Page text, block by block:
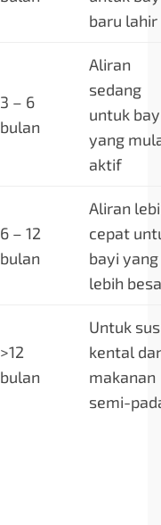
baru lahir
3 – 6
bulan
Aliran
sedang
untuk
yang
aktif
6 – 12
bulan
Aliran
cepat
bayi yang
lebih
>12
bulan
Untuk
kental
makanan
semi-